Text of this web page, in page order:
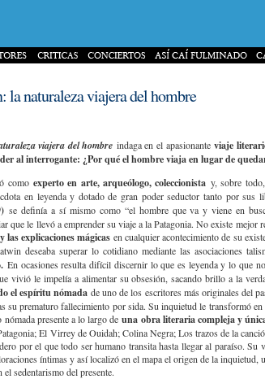
la naturaleza viajera del hombre
viajera del hombre indaga en el apasionanteviaje
al interrogante: ¿Por qué el hombre viaja en lugar de
como experto en arte, arqueólogo, coleccionista y, sobre
en leyenda y dotado de gran poder seductor tanto por sus
se definía a sí mismo como “el hombre que va y viene en
que le llevó a emprender su viaje a la Patagonia. No existe mejor
las explicaciones mágicas en cualquier acontecimiento de su
deseaba superar lo cotidiano mediante las asociaciones
En ocasiones resulta difícil discernir lo que es leyenda y lo que
vivió le impelía a alimentar su obsesión, sacando brillo a la
el espíritu nómadade uno de los escritores más originales del
su prematuro fallecimiento por sida. Su inquietud le transformó
nómada presente a lo largo de una obra literaria compleja y
El Virrey de Ouidah; Colina Negra; Los trazos de la
por el que todo ser humano transita hasta llegar al paraíso.
íntimas y así localizó en el mapa el origen de la inquietud,
sedentarismo del presente.